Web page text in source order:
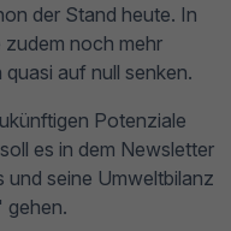
der Stand heute. In
noch mehr
auf null senken.
Potenziale
es in dem Newsletter
und seine Umweltbilanz
gehen.